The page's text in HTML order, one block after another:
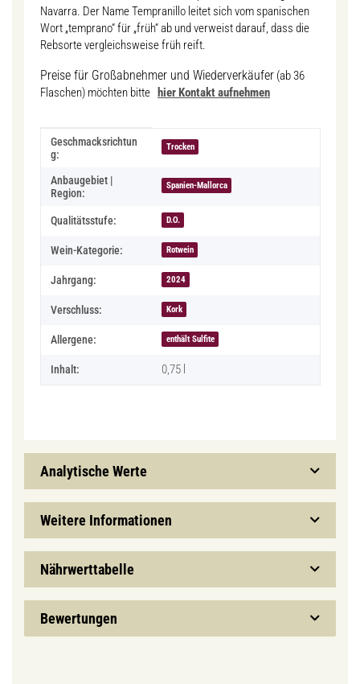
Navarra. Der Name Tempranillo leitet sich vom spanischen
Wort „temprano“ für „früh“ ab und verweist darauf, dass die
Rebsorte vergleichsweise früh reift.
Preise für Großabnehmer und Wiederverkäufer (ab 36
Flaschen) möchten bitte
hier Kontakt aufnehmen
Produkteigenschaft
Wert
Geschmacksrichtun
g:
Trocken
Anbaugebiet |
Region:
Spanien-Mallorca
Qualitätsstufe: D.O.
Wein-Kategorie: Rotwein
Jahrgang: 2024
Verschluss: Kork
Allergene: enthält Sulfite
Inhalt: 0,75 l
Analytische Werte
Weitere Informationen
Nährwerttabelle
Bewertungen